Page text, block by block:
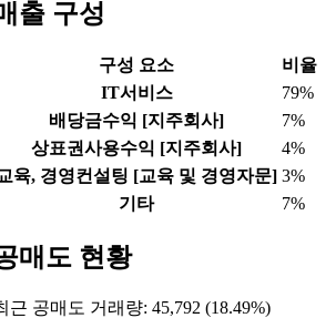
출 구성
구성 요소
비율
IT서비스
79%
배당금수익 [지주회사]
7%
상표권사용수익 [지주회사]
4%
육, 경영컨설팅 [교육 및 경영자문] 3%
기타
7%
매도 현황
근 공매도 거래량: 45,792 (18.49%)